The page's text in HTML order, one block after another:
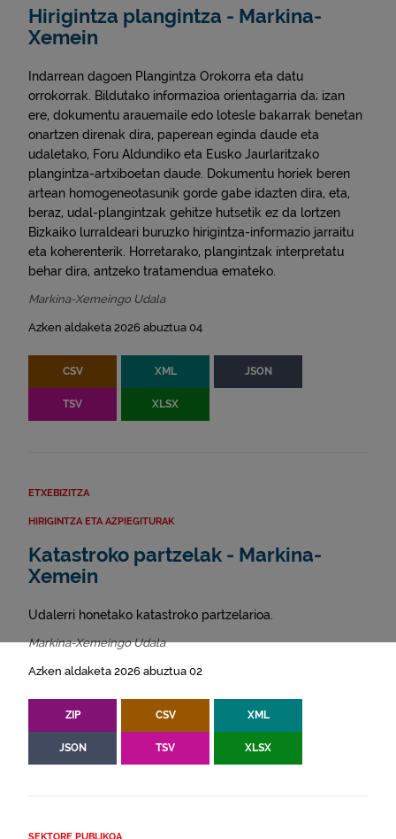
Hirigintza plangintza - Markina-
Xemein
Indarrean dagoen Plangintza Orokorra eta datu
orrokorrak. Bildutako informazioa orientagarria da; izan
ere, dokumentu arauemaile edo lotesle bakarrak benetan
onartzen direnak dira, paperean eginda daude eta
udaletako, Foru Aldundiko eta Eusko Jaurlaritzako
plangintza-artxiboetan daude. Dokumentu horiek beren
artean homogeneotasunik gorde gabe idazten dira, eta,
beraz, udal-plangintzak gehitze hutsetik ez da lortzen
Bizkaiko lurraldeari buruzko hirigintza-informazio jarraitu
eta koherenterik. Horretarako, plangintzak interpretatu
behar dira, antzeko tratamendua emateko.
Markina-Xemeingo Udala
Azken aldaketa 2026 abuztua 04
CSV XML JSON
TSV XLSX
ETXEBIZITZA
HIRIGINTZA ETA AZPIEGITURAK
Katastroko partzelak - Markina-
Xemein
Udalerri honetako katastroko partzelarioa.
Markina-Xemeingo Udala
Azken aldaketa 2026 abuztua 02
ZIP CSV XML
JSON TSV XLSX